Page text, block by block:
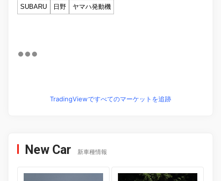
SUBARU
日野 ヤマハ発動機
TradingViewですべてのマーケットを追跡
New Car 新車種情報